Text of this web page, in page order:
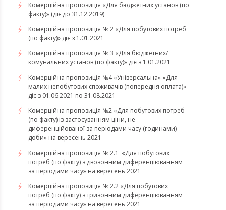
Комерційна пропозиція «Для бюджетних установ (по
факту)» (діє до 31.12.2019)
Комерційна пропозиція № 2 «Для побутових потреб
(по факту)» діє з 1.01.2021
Комерційна пропозиція № 3 «Для бюджетних/
комунальних установ (по факту)» діє з 1.01.2021
Комерційна пропозиція №4 «Універсальна» «Для
малих непобутових споживачів (попередня оплата)»
діє з 01.06.2021 по 31.08.2021
Комерційна пропозиція №2 «Для побутових потреб
(по факту) із застосуванням ціни, не
диференційованої за періодами часу (годинами)
доби» на вересень 2021
Комерційна пропозиція № 2.1 «Для побутових
потреб (по факту) з двозонним диференціюванням
за періодами часу» на вересень 2021
Комерційна пропозиція № 2.2 «Для побутових
потреб (по факту) з тризонним диференціюванням
за періодами часу» на вересень 2021